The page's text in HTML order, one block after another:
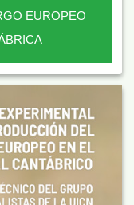
EUROPEO